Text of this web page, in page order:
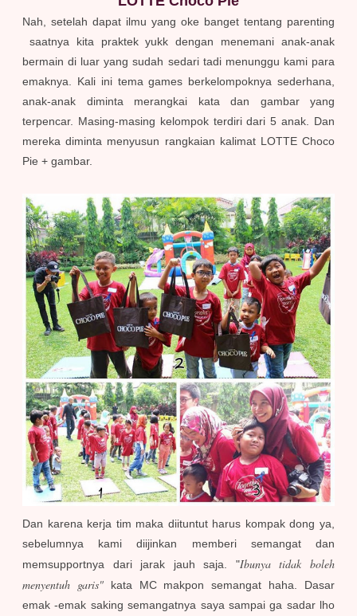
Nah, setelah dapat ilmu yang oke banget tentang parenting
saatnya kita praktek yukk dengan menemani anak-anak
bermain di luar yang sudah sedari tadi menunggu kami para
emaknya. Kali ini tema games berkelompoknya sederhana,
anak-anak diminta merangkai kata dan gambar yang
terpencar. Masing-masing kelompok terdiri dari 5 anak. Dan
mereka diminta menyusun rangkaian kalimat LOTTE Choco
Pie + gambar.
Dan karena kerja tim maka diituntut harus kompak dong ya,
sebelumnya kami diijinkan memberi semangat dan
memsupportnya dari jarak jauh saja. "Ibunya tidak boleh
menyentuh garis"kata MC makpon semangat haha. Dasar
emak -emak saking semangatnya saya sampai ga sadar lho